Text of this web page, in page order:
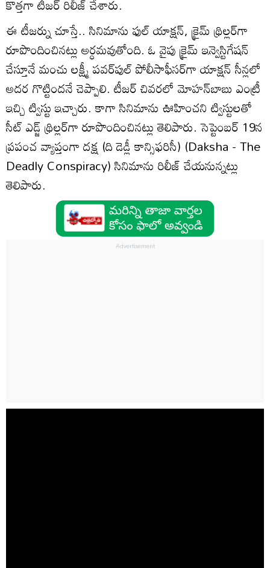
ఈ టీజ‌ర్ను చూస్తే.. సినిమాను ఫుల్ యాక్ష‌న్‌, క్రైమ్ థ్రిల్ల‌ర్‌గా
రూపొందించిన‌ట్లు అర్ధ‌మ‌వుతోంది. ఓ వైపు క్రైమ్ ఇన్వెస్టిగేష‌న్
చేస్తూనే మంచు ల‌క్ష్మీ ప‌వ‌ర్‌పుల్‌ పోలీసాఫీస‌ర్‌గా యాక్ష‌న్ సీన్ల‌లో
అద‌ర గొట్టింద‌నే చెప్పాలి. టీజ‌ర్ చివ‌ర‌లో మోహ‌న్‌బాబు ఎంట్రీ
ఇచ్చి ట్విస్టు ఇచ్చారు. కాగా సినిమాను ఊహించ‌ని ట్విస్టుల‌తో
సీట్‌ ఎడ్జ్‌ థ్రిల్లర్‌గా రూపొందించిన‌ట్లు తెలిపారు. సెప్టెంబ‌ర్ 19న
ప్ర‌పంచ వ్యాప్తంగా ద‌క్ష (ది డెడ్లీ కాన్సిఫ‌రిసీ) (Daksha - The
Deadly Conspiracy) సినిమాను రిలీజ్ చేయ‌నున్న‌ట్లు
తెలిపారు.